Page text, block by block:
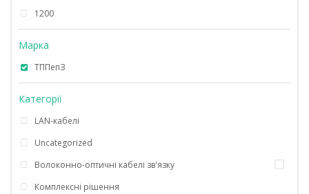
1200
Марка
ТППепЗ
Категорії
LAN-кабелі
Uncategorized
Волоконно-оптичні кабелі зв'язку
Комплексні рішення